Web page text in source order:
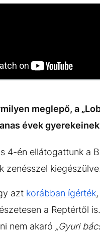
meglepő, a
évek
4-én ellátogattunk a
zenésszel
azt korábban ígérték
a Reptértől
nem akaró „Gyuri